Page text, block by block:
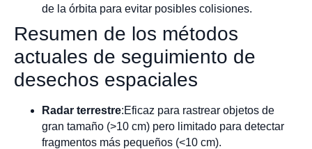
de la órbita para evitar posibles colisiones.
Resumen de los métodos
actuales de seguimiento de
desechos espaciales
Radar terrestre:Eficaz para rastrear objetos de
gran tamaño (>10 cm) pero limitado para detectar
fragmentos más pequeños (<10 cm).